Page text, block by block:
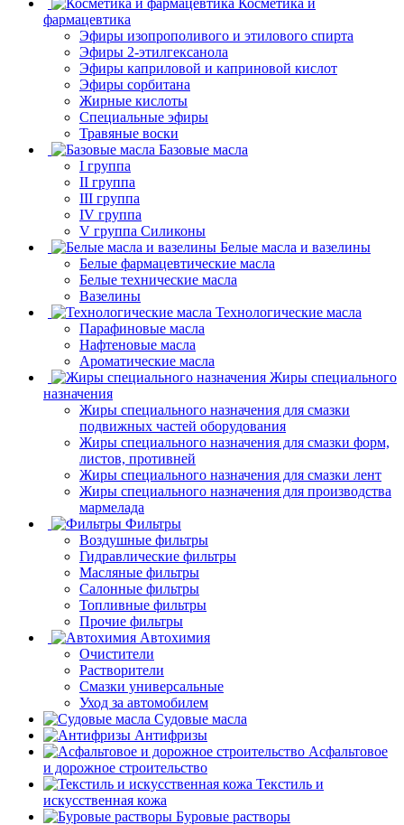
фармацевтика
Эфиры изопрополивого и этилового спирта
Эфиры 2-этилгексанола
Эфиры каприловой и каприновой кислот
Эфиры сорбитана
Жирные кислоты
Специальные эфиры
Травяные воски
Базовые масла
I группа
II группа
III группа
IV группа
V группа Силиконы
Белые масла и вазелины
Белые фармацевтические масла
Белые технические масла
Вазелины
Технологические масла
Парафиновые масла
Нафтеновые масла
Ароматические масла
Жиры специального
назначения
Жиры специального назначения для смазки
подвижных частей оборудования
Жиры специального назначения для смазки форм,
листов, противней
Жиры специального назначения для смазки лент
Жиры специального назначения для производства
мармелада
Фильтры
Воздушные фильтры
Гидравлические фильтры
Масляные фильтры
Салонные фильтры
Топливные фильтры
Прочие фильтры
Автохимия
Очистители
Растворители
Смазки универсальные
Уход за автомобилем
Судовые масла
Антифризы
Асфальтовое
и дорожное строительство
Текстиль и
искусственная кожа
Буровые растворы